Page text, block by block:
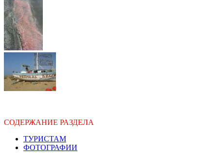
СОДЕРЖАНИЕ РАЗДЕЛА
ТУРИСТАМ
ФОТОГРАФИИ